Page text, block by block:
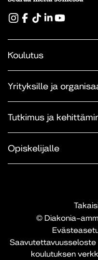
Koulutus
Yrityksille ja
Tutkimus ja
Opiskelijalle
©
Saavutettavuusseloste
koulutuksen